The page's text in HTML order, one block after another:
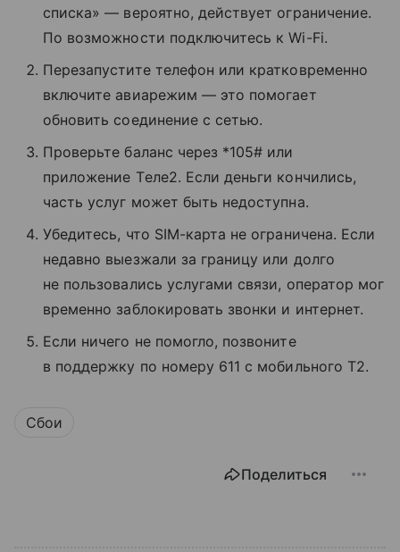
списка» — вероятно, действует ограничение.
По возможности подключитесь к Wi-Fi.
Перезапустите телефон или кратковременно
включите авиарежим — это помогает
обновить соединение с сетью.
Проверьте баланс через *105# или
приложение Tеле2. Если деньги кончились,
часть услуг может быть недоступна.
Убедитесь, что SIM-карта не ограничена. Если
недавно выезжали за границу или долго
не пользовались услугами связи, оператор мог
временно заблокировать звонки и интернет.
Если ничего не помогло, позвоните
в поддержку по номеру 611 с мобильного T2.
Сбои
Поделиться